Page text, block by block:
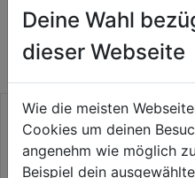
WEITERE
KATEGORIE
Deine Wahl
dieser Webseite
Wie die meisten
Cookies um deinen
angenehm wie möglich
Beispiel dein